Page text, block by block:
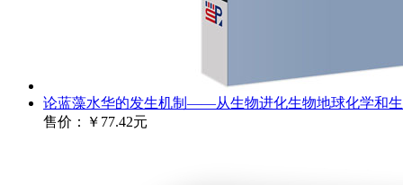
论蓝藻水华的发生机制——从生物进化生物地球化学和
售价：
￥77.42元